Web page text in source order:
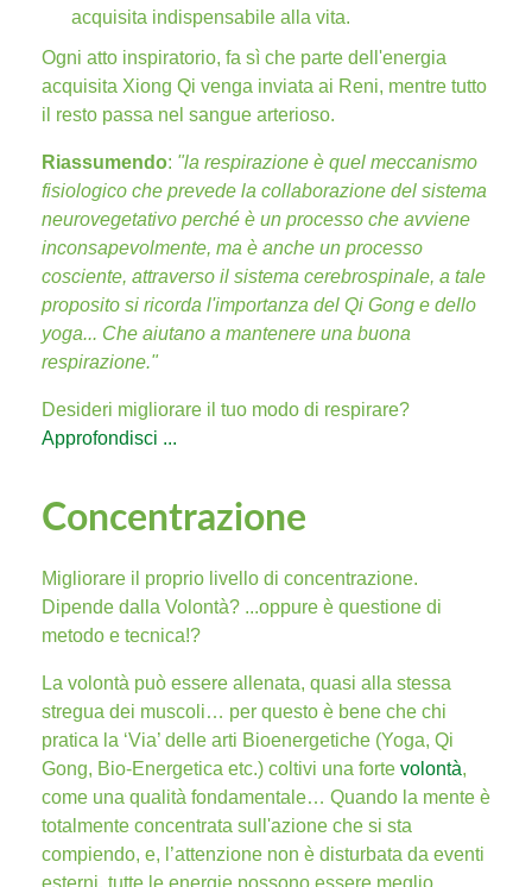
acquisita indispensabile alla vita.
Ogni atto inspiratorio, fa sì che parte dell'energia
acquisita Xiong Qi venga inviata ai Reni, mentre tutto
il resto passa nel sangue arterioso.
Riassumendo: "la respirazione è quel meccanismo
fisiologico che prevede la collaborazione del sistema
neurovegetativo perché è un processo che avviene
inconsapevolmente, ma è anche un processo
cosciente, attraverso il sistema cerebrospinale, a tale
proposito si ricorda l'importanza del Qi Gong e dello
yoga... Che aiutano a mantenere una buona
respirazione."
Desideri migliorare il tuo modo di respirare?
Approfondisci ...
Concentrazione
Migliorare il proprio livello di concentrazione.
Dipende dalla Volontà? ...oppure è questione di
metodo e tecnica!?
La volontà può essere allenata, quasi alla stessa
stregua dei muscoli… per questo è bene che chi
pratica la ‘Via’ delle arti Bioenergetiche (Yoga, Qi
Gong, Bio-Energetica etc.) coltivi una forte volontà,
come una qualità fondamentale… Quando la mente è
totalmente concentrata sull'azione che si sta
compiendo, e, l’attenzione non è disturbata da eventi
esterni, tutte le energie possono essere meglio